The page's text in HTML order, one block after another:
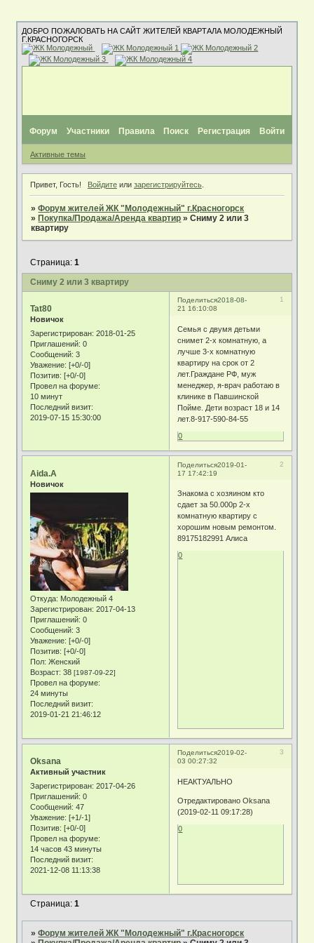
ДОБРО ПОЖАЛОВАТЬ НА САЙТ ЖИТЕЛЕЙ КВАРТАЛА МОЛОДЕЖНЫЙ
Г.КРАСНОГОРСК
Форум Участники Правила Поиск Регистрация Войти
Активные темы
Привет, Гость! Войдитеили зарегистрируйтесь.
»Форум жителей ЖК "Молодежный" г.Красногорск
» Покупка/Продажа/Аренда квартир »Сниму 2 или 3
квартиру
Сниму 2 или 3 квартиру
Страница:1
Поделиться 1
2018-08-
21 16:10:08
Tat80
Новичок
Зарегистрирован: 2018-01-25
Приглашений: 0
Сообщений: 3
Уважение: [+0/-0]
Позитив: [+0/-0]
Провел на форуме:
10 минут
Последний визит:
2019-07-15 15:30:00
Семья с двумя детьми
снимет 2-х комнатную, а
лучше 3-х комнатную
квартиру на срок от 2
лет.Граждане РФ, муж
менеджер, я-врач работаю в
клинике в Павшинской
Пойме. Дети возраст 18 и 14
лет.8-917-590-84-55
0
Поделиться 2
2019-01-
17 17:42:19
Aida.A
Новичок
Откуда: Молодежный 4
Зарегистрирован: 2017-04-13
Приглашений: 0
Сообщений: 3
Уважение: [+0/-0]
Позитив: [+0/-0]
Пол: Женский
Возраст: 38[1987-09-22]
Провел на форуме:
24 минуты
Последний визит:
2019-01-21 21:46:12
Знакома с хозяином кто
сдает за 50.000р 2-х
комнатную квартиру с
хорошим новым ремонтом.
89175182991 Алиса
0
Поделиться 3
2019-02-
03 00:27:32
Oksana
Активный участник
Зарегистрирован: 2017-04-26
Приглашений: 0
Сообщений: 47
Уважение: [+1/-1]
Позитив: [+0/-0]
Провел на форуме:
14 часов 43 минуты
Последний визит:
2021-12-08 11:13:38
НЕАКТУАЛЬНО
Отредактировано Oksana
(2019-02-11 09:17:28)
0
Страница:1
»Форум жителей ЖК "Молодежный" г.Красногорск